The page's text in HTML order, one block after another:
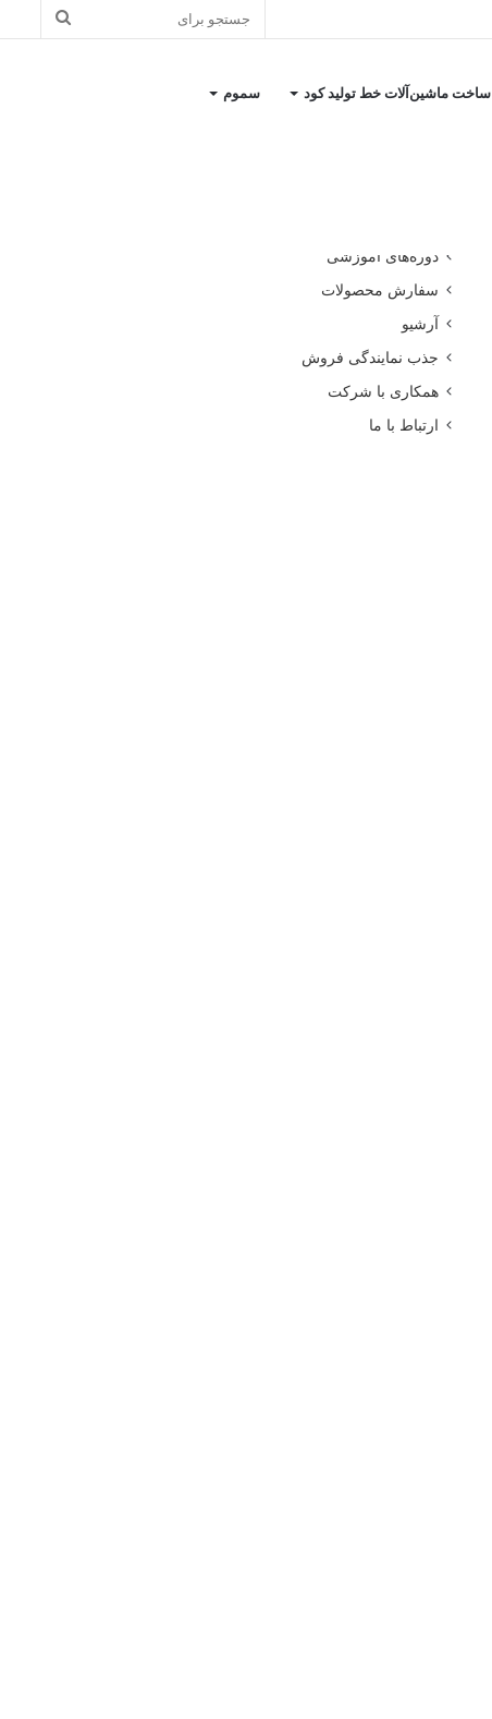
جستجو
ساخت ماشین‌آلات خط تولید کود سموم
دوره‌های آموزشی
سفارش محصولات
آرشیو
جذب نمایندگی فروش
همکاری با شرکت
ارتباط با ما